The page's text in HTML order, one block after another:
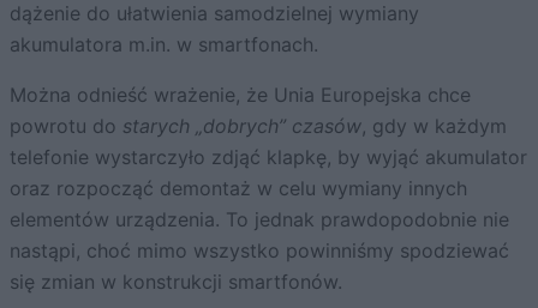
dążenie do ułatwienia samodzielnej wymiany
akumulatora m.in. w smartfonach.
Można odnieść wrażenie, że Unia Europejska chce
powrotu do starych „dobrych” czasów, gdy w każdym
telefonie wystarczyło zdjąć klapkę, by wyjąć akumulator
oraz rozpocząć demontaż w celu wymiany innych
elementów urządzenia. To jednak prawdopodobnie nie
nastąpi, choć mimo wszystko powinniśmy spodziewać
się zmian w konstrukcji smartfonów.